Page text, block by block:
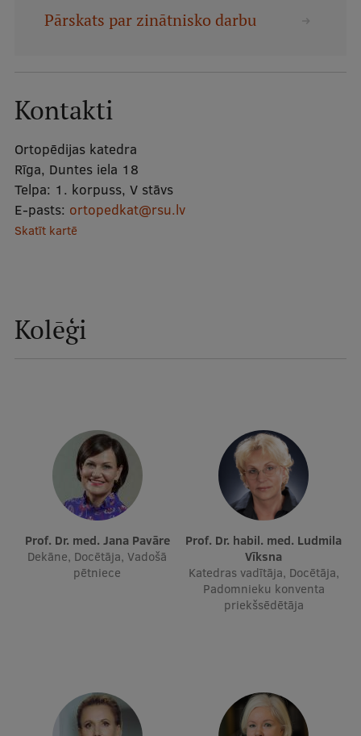
Mobile
Pamatstudiju programmas
Maģistra studiju programmas
Doktorantūra
Rezidentūra
Uzņemšana
Par RSU
Studiju norises vietas
Fakultātes
Mūsu cilvēki
Stratēģija
Struktūra
Muzeji un ekspozīcijas
Pārskats par zinātnisko darbu
Kontakti
Ortopēdijas katedra
Rīga, Duntes iela 18
Telpa: 1. korpuss, V stāvs
E-pasts: ortopedkat@rsu.lv
Skatīt kartē
Kolēģi
Prof. Dr. med. Jana Pavāre
Dekāne, Docētāja, Vadošā
pētniece
Prof. Dr. habil. med. Ludmila
Vīksna
Katedras vadītāja, Docētāja,
Padomnieku konventa
priekšsēdētāja